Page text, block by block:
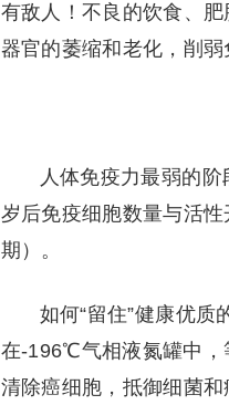
有敌人！不良的饮食、
器官的萎缩和老化，削弱
人体免疫力最弱的
岁后免疫细胞数量与活
期）。
如何“留住”健康优
在-196℃气相液氮罐中，
清除癌细胞，抵御细菌和